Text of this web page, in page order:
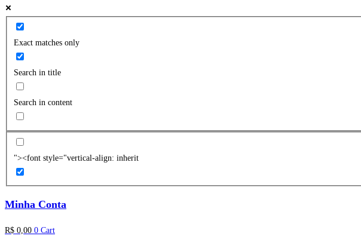
Exact matches only
Search in title
Search in content
"><font style="vertical-align: inherit
Minha Conta
R$ 0,00 0 Cart